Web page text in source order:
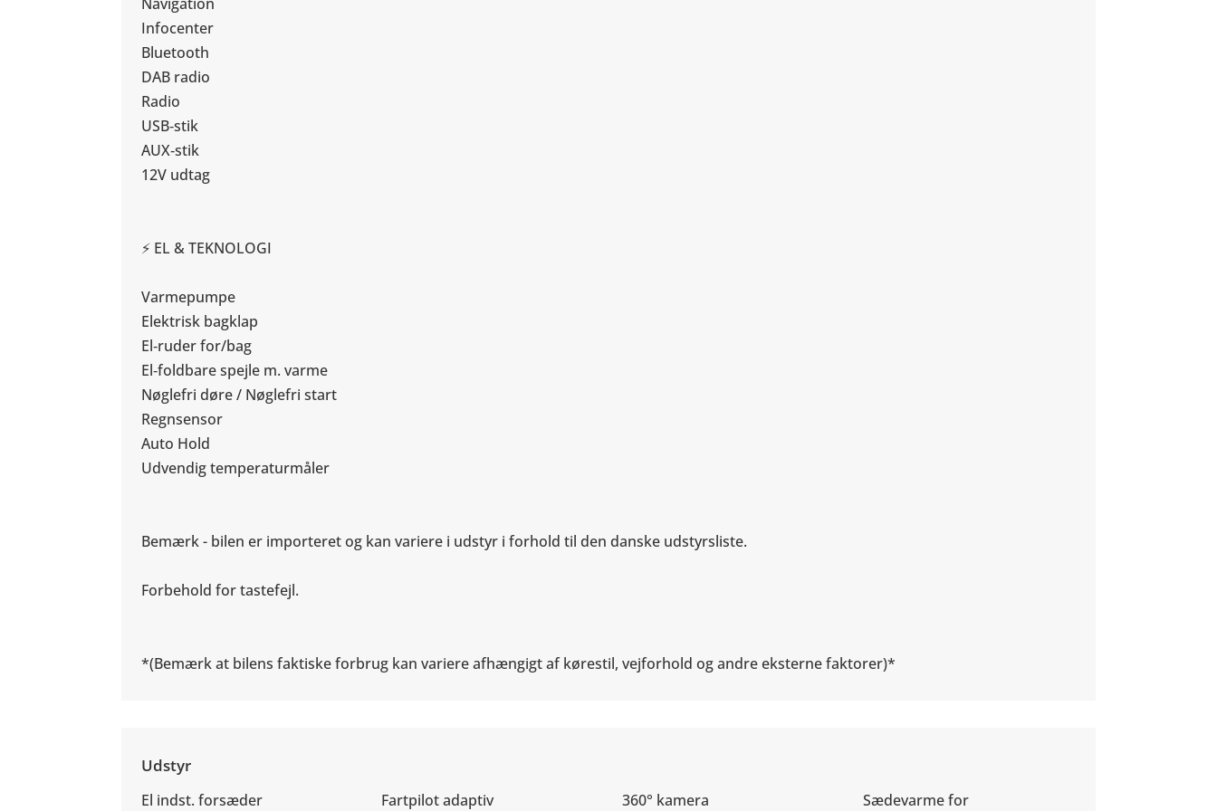
Infocenter
Bluetooth
DAB radio
Radio
USB‑stik
AUX‑stik
12V udtag
⚡ EL & TEKNOLOGI
Varmepumpe
Elektrisk bagklap
El‑ruder for/bag
El‑foldbare spejle m. varme
Nøglefri døre / Nøglefri start
Regnsensor
Auto Hold
Udvendig temperaturmåler
Bemærk - bilen er importeret og kan variere i udstyr i forhold til den danske udstyrsliste.
Forbehold for tastefejl.
*(Bemærk at bilens faktiske forbrug kan variere afhængigt af kørestil, vejforhold og andre eksterne faktorer)*
Udstyr
El indst. forsæder Fartpilot adaptiv 360° kamera Sædevarme for